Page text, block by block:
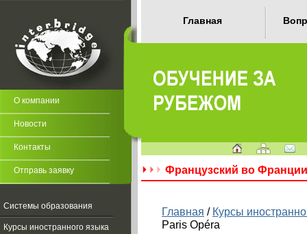
О компании
Новости
Контакты
Отправь заявку
Системы образования
Курсы иностранного языка
Главная
Французский во
Главная / Курсы
Paris Opéra